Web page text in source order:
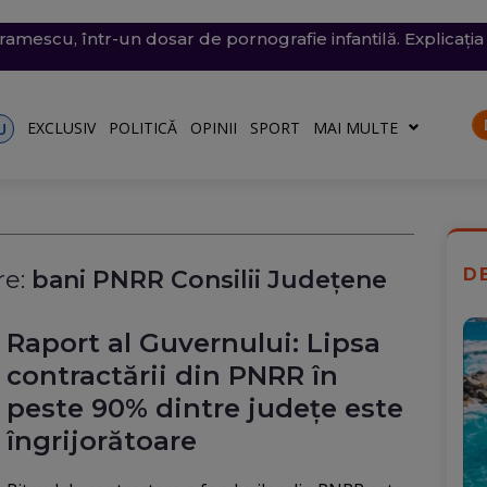
de energie, fără efect: Miercuri, la momentul
exploziv a perturbat traficul pe aeroportul Leipzig, un
către Ucraina. Rusia, principalul suspect
într-un dosar de pornografie infantilă.
în dreptul unei plaje din Mamaia (Video). Aparatul
lui Nicușor Dan, și-a publicat declarațiile de avere
EXCLUSIV POLITICĂ OPINII SPORT MAI MULTE
bani PNRR Consilii Județene
Raport al Guvernului: Lipsa
contractării din PNRR în
peste 90% dintre județe este
îngrijorătoare